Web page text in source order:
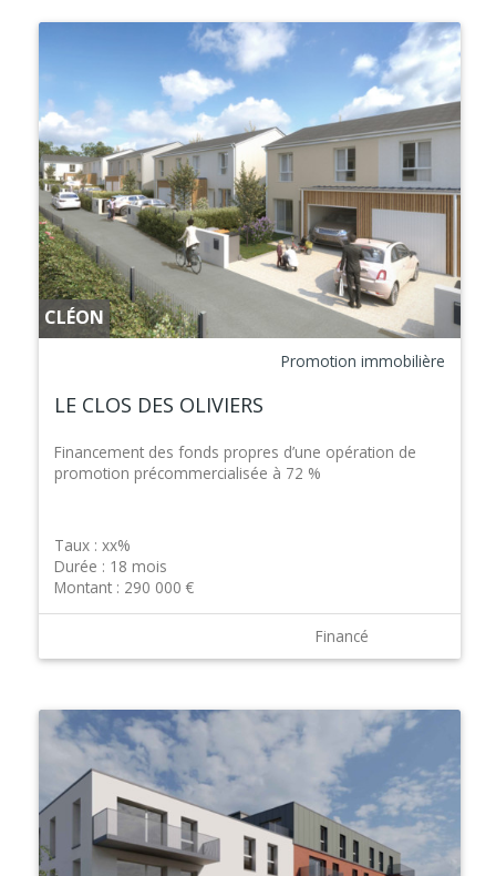
CLÉON
Promotion immobilière
LE CLOS DES OLIVIERS
Financement des fonds propres d’une opération de
promotion précommercialisée à 72 %
Taux : xx%
Durée : 18 mois
Montant : 290 000 €
Financé